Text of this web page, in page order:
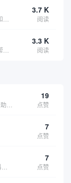
3.7 K
阅读
3.3 K
阅读
19
点赞
7
点赞
7
点赞